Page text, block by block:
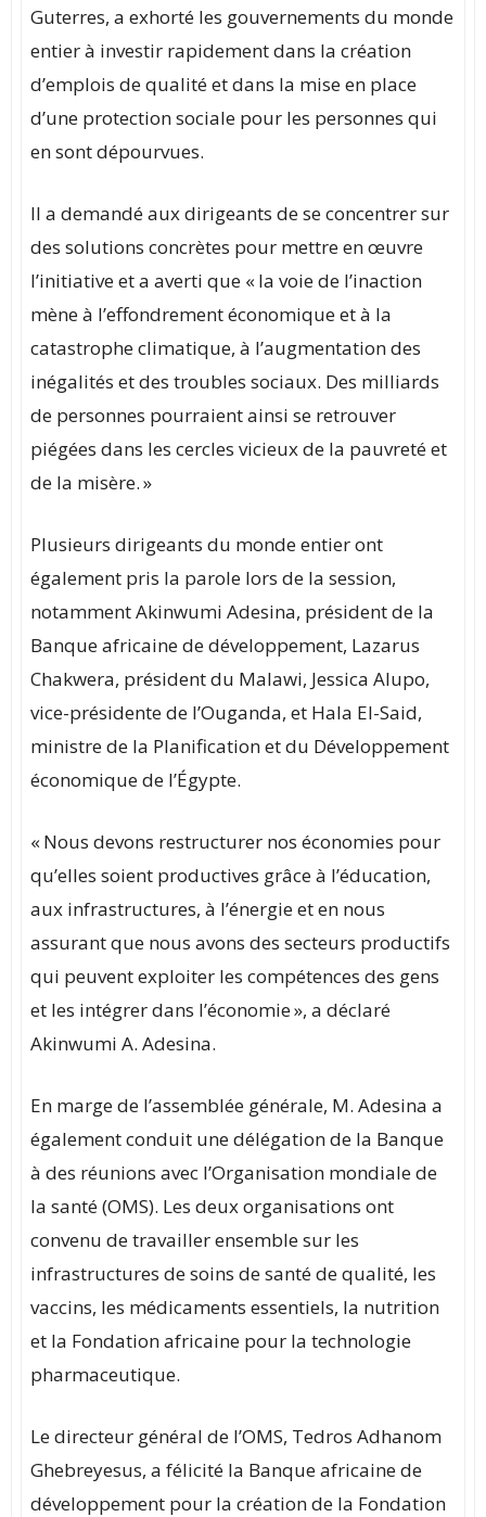
Guterres, a exhorté les gouvernements du monde
entier à investir rapidement dans la création
d’emplois de qualité et dans la mise en place
d’une protection sociale pour les personnes qui
en sont dépourvues.
Il a demandé aux dirigeants de se concentrer sur
des solutions concrètes pour mettre en œuvre
l’initiative et a averti que « la voie de l’inaction
mène à l’effondrement économique et à la
catastrophe climatique, à l’augmentation des
inégalités et des troubles sociaux. Des milliards
de personnes pourraient ainsi se retrouver
piégées dans les cercles vicieux de la pauvreté et
de la misère. »
Plusieurs dirigeants du monde entier ont
également pris la parole lors de la session,
notamment Akinwumi Adesina, président de la
Banque africaine de développement, Lazarus
Chakwera, président du Malawi, Jessica Alupo,
vice-présidente de l’Ouganda, et Hala El-Said,
ministre de la Planification et du Développement
économique de l’Égypte.
« Nous devons restructurer nos économies pour
qu’elles soient productives grâce à l’éducation,
aux infrastructures, à l’énergie et en nous
assurant que nous avons des secteurs productifs
qui peuvent exploiter les compétences des gens
et les intégrer dans l’économie », a déclaré
Akinwumi A. Adesina.
En marge de l’assemblée générale, M. Adesina a
également conduit une délégation de la Banque
à des réunions avec l’Organisation mondiale de
la santé (OMS). Les deux organisations ont
convenu de travailler ensemble sur les
infrastructures de soins de santé de qualité, les
vaccins, les médicaments essentiels, la nutrition
et la Fondation africaine pour la technologie
pharmaceutique.
Le directeur général de l’OMS, Tedros Adhanom
Ghebreyesus, a félicité la Banque africaine de
développement pour la création de la Fondation